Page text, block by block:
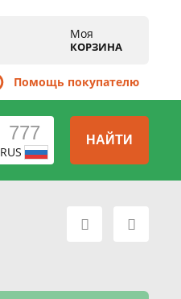
Моя
КОРЗИНА
Помощь покупателю
RUS
НАЙТИ